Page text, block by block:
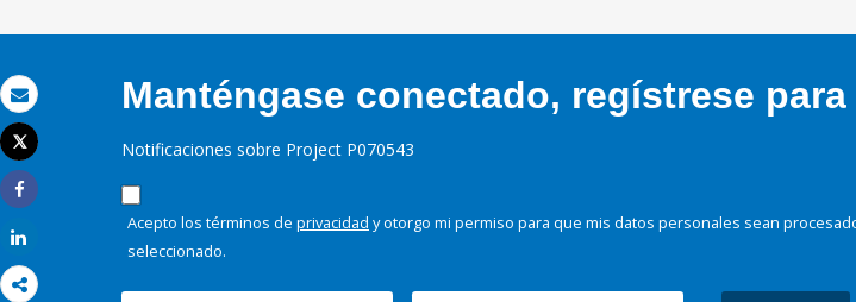
Correo electrónico
Imprimir
Tweet
Share
Manténgase conectado, regístrese
Notificaciones sobre Project P070543
Acepto los términos de privacidad y otorgo mi permiso para que mis datos personales sean
seleccionado.